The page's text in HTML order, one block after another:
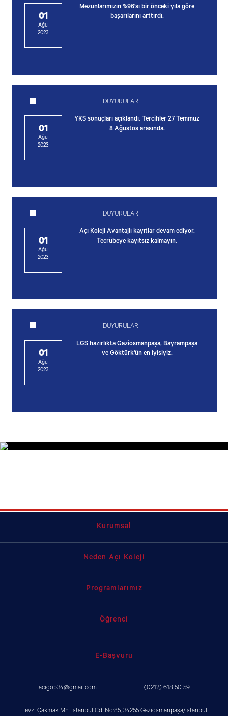
Mezunlarımızın %96'sı bir önceki yıla göre
başarılarını arttırdı.
01
Ağu
2023
DUYURULAR
YKS sonuçları açıklandı. Tercihler 27 Temmuz
8 Ağustos arasında.
01
Ağu
2023
DUYURULAR
Açı Koleji Avantajlı kayıtlar devam ediyor.
Tecrübeye kayıtsız kalmayın.
01
Ağu
2023
DUYURULAR
LGS hazırlıkta Gaziosmanpaşa, Bayrampaşa
ve Göktürk'ün en iyisiyiz.
01
Ağu
2023
Kurumsal
Neden Açı Koleji
Programlarımız
Öğrenci
E-Başvuru
acigop34@gmail.com (0212) 618 50 59
Fevzi Çakmak Mh. İstanbul Cd. No:85, 34255 Gaziosmanpaşa/İstanbul